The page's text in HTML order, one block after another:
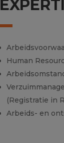
Human
(Registratie in
Arbeids- en